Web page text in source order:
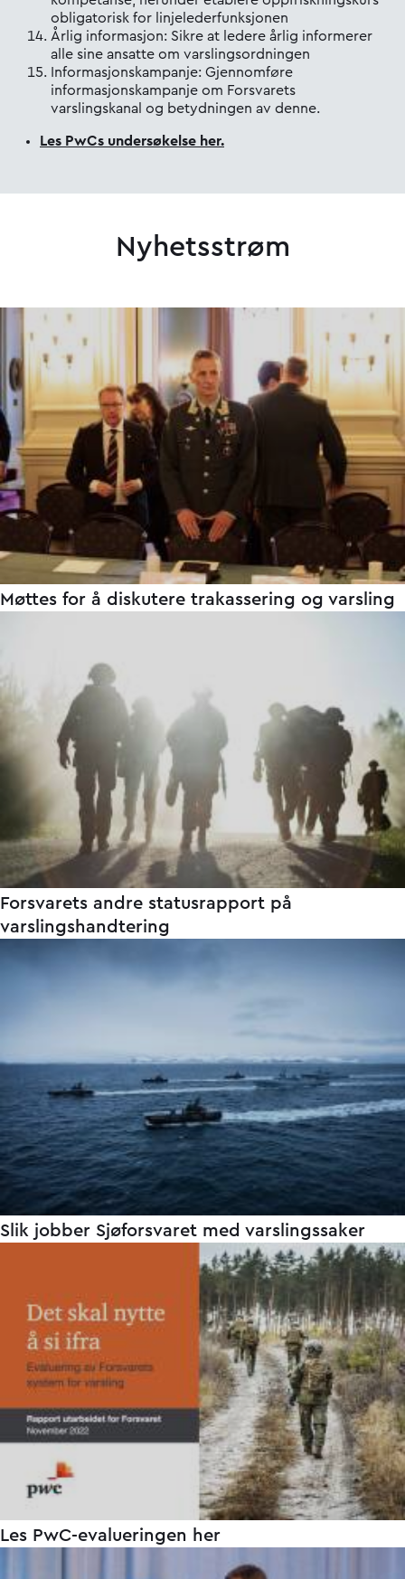
obligatorisk for linjelederfunksjonen
Årlig informasjon: Sikre at ledere årlig informerer
alle sine ansatte om varslingsordningen
Informasjonskampanje: Gjennomføre
informasjonskampanje om Forsvarets
varslingskanal og betydningen av denne.
Les PwCs undersøkelse her.
Nyhetsstrøm
Møttes for å diskutere trakassering og varsling
Forsvarets andre statusrapport på
varslingshandtering
Slik jobber Sjøforsvaret med varslingssaker
Les PwC-evalueringen her